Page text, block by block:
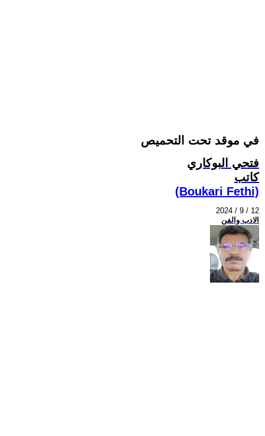
في موقد تحت التحميص
فتحي البوكاري
كاتب
(Boukari Fethi)
2024 / 9 / 12
الادب والفن